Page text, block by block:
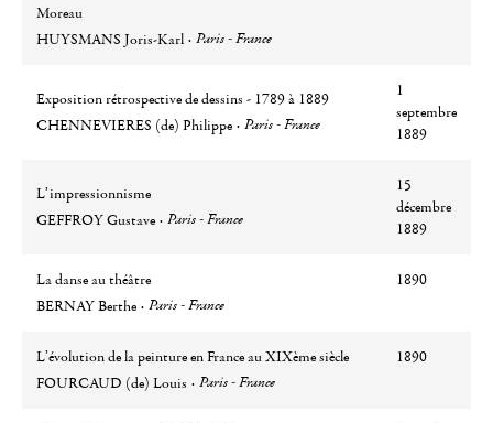
Moreau
Auteur
HUYSMANS Joris-Karl
Ville Paris - France
Exposition rétrospective de dessins - 1789 à 1889
Auteur
CHENNEVIERES (de) Philippe
Ville Paris - France
1
septembre
1889
L’impressionnisme
Auteur
GEFFROY Gustave
Ville Paris - France
15
décembre
1889
La danse au théâtre
Auteur
BERNAY Berthe
Ville Paris - France
1890
L’évolution de la peinture en France au XIXème siècle
Auteur
FOURCAUD (de) Louis
Ville Paris - France
1890